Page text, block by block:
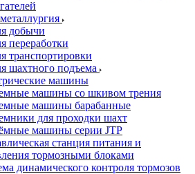
добычи
переработки
транспортировки
шахтного подъема
машины
машины со шкивом трения
машины барабанные
для проходки шахт
машины серии JTP
станция питания и
тормозными блоками
динамического контроля тормозов